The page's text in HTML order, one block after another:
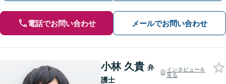
電話でお問い合わせ メールでお問い合わせ
小林 久貴 弁
護士
インタビューを
見る